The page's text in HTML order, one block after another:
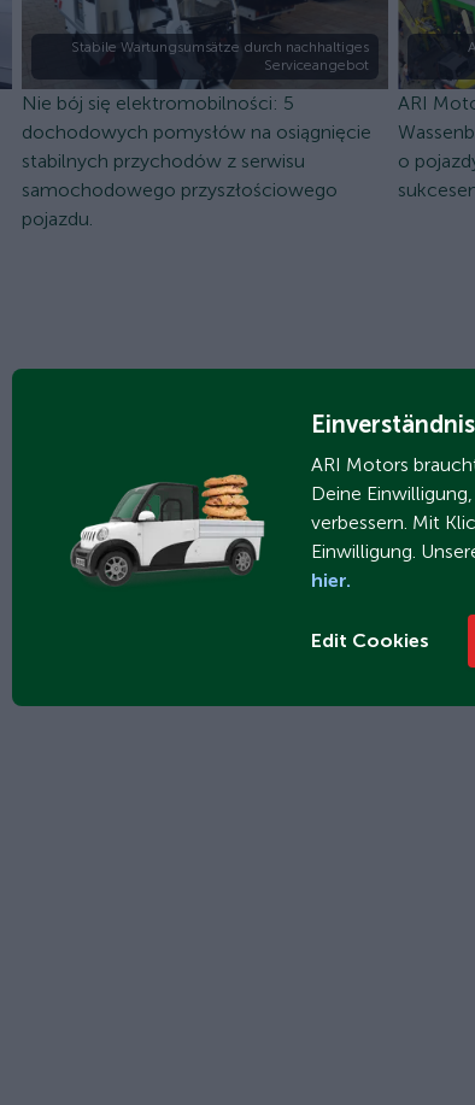
Stabile Wartungsumsätze durch nachhaltiges
Serviceangebot
Nie bój się elektromobilności: 5
dochodowych pomysłów na osiągnięcie
stabilnych przychodów z serwisu
samochodowego przyszłościowego
pojazdu.
ARI
o
ARI Motors
Deine
verbessern. Mit
Einwilligung.
hier.
Edit Cookies